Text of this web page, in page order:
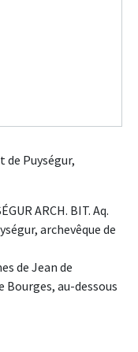
de Puységur,
ARCH. BIT. Aq.
archevêque de
de Jean de
Bourges, au-dessous